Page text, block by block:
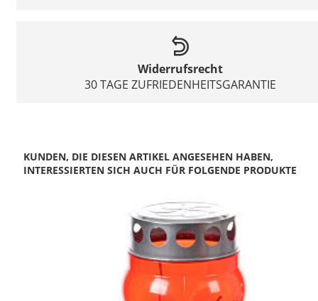
Widerrufsrecht
30 TAGE ZUFRIEDENHEITSGARANTIE
KUNDEN, DIE DIESEN ARTIKEL ANGESEHEN HABEN,
INTERESSIERTEN SICH AUCH FÜR FOLGENDE PRODUKTE